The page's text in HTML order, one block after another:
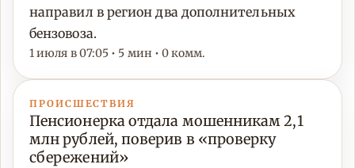
направил в регион два дополнительных
бензовоза.
1 июля в 07:05 • 5 мин • 0 комм.
ПРОИСШЕСТВИЯ
Пенсионерка отдала мошенникам 2,1
млн рублей, поверив в «проверку
сбережений»